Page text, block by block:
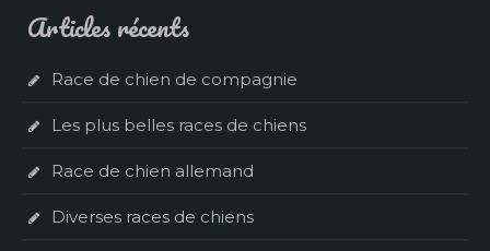
Articles récents
Race de chien de compagnie
Les plus belles races de chiens
Race de chien allemand
Diverses races de chiens